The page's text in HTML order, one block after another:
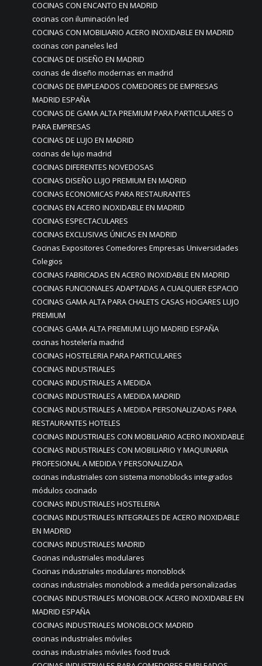
COCINAS CON ENCANTO EN MADRID
cocinas con iluminación led
COCINAS CON MOBILIARIO ACERO INOXIDABLE EN MADRID
cocinas con paneles led
COCINAS DE DISEÑO EN MADRID
cocinas de diseño modernas en madrid
COCINAS DE EMPLEADOS COMEDORES DE EMPRESAS
MADRID ESPAÑA
COCINAS DE GAMA ALTA PREMIUM PARA PARTICULARES O
PARA EMPRESAS
COCINAS DE LUJO EN MADRID
cocinas de lujo madrid
COCINAS DIFERENTES NOVEDOSAS
COCINAS DISEÑO LUJO PREMIUM EN MADRID
COCINAS ECONOMICAS PARA RESTAURANTES
COCINAS EN ACERO INOXIDABLE EN MADRID
COCINAS ESPECTACULARES
COCINAS EXCLUSIVAS ÚNICAS EN MADRID
Cocinas Expositores Comedores Empresas Universidades
Colegios
COCINAS FABRICADAS EN ACERO INOXIDABLE EN MADRID
COCINAS FUNCIONALES ADAPTADAS A CUALQUIER ESPACIO
COCINAS GAMA ALTA PARA CHALETS CASAS HOGARES LUJO
PREMIUM
COCINAS GAMA ALTA PREMIUM LUJO MADRID ESPAÑA
cocinas hostelería madrid
COCINAS HOSTELERIA PARA PARTICULARES
COCINAS INDUSTRIALES
COCINAS INDUSTRIALES A MEDIDA
COCINAS INDUSTRIALES A MEDIDA MADRID
COCINAS INDUSTRIALES A MEDIDA PERSONALIZADAS PARA
RESTAURANTES HOTELES
COCINAS INDUSTRIALES CON MOBILIARIO ACERO INOXIDABLE
COCINAS INDUSTRIALES CON MOBILIARIO Y MAQUINARIA
PROFESIONAL A MEDIDA Y PERSONALIZADA
cocinas industriales con sistema monoblocks integrados
módulos cocinado
COCINAS INDUSTRIALES HOSTELERIA
COCINAS INDUSTRIALES INTEGRALES DE ACERO INOXIDABLE
EN MADRID
COCINAS INDUSTRIALES MADRID
Cocinas industriales modulares
Cocinas industriales modulares monoblock
cocinas industriales monoblock a medida personalizadas
COCINAS INDUSTRIALES MONOBLOCK ACERO INOXIDABLE EN
MADRID ESPAÑA
COCINAS INDUSTRIALES MONOBLOCK MADRID
cocinas industriales móviles
cocinas industriales móviles food truck